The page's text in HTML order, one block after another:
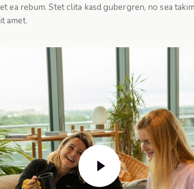
ea rebum. Stet clita kasd gubergren, no sea
amet.